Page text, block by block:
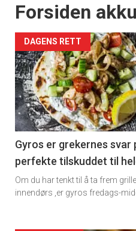
Forsiden
DAGENS RETT
Gyros er grekernes
perfekte tilskuddet til
Om du har tenkt til å ta frem
innendørs ,er gyros fredags-